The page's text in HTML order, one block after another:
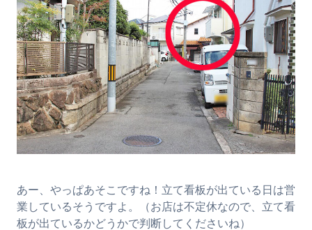
あー、やっぱあそこですね！立て看板が出ている日は営
業しているそうですよ。（お店は不定休なので、立て看
板が出ているかどうかで判断してくださいね）